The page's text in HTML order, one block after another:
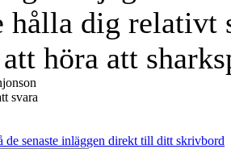
hålla dig relativt
höra att
svara